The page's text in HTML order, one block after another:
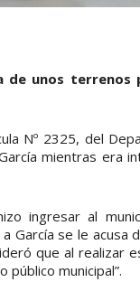
de unos terrenos
Nº 2325, del
mientras era
ingresar al
García se le acusa
que al realizar
municipal”.